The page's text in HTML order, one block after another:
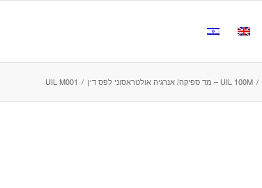
/ UIL 100M – מד ספיקה/ אנרגיה אולטראסוני לפס דין /
UIL M001